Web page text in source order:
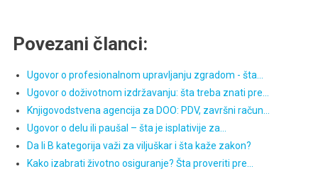
Povezani članci:
Ugovor o profesionalnom upravljanju zgradom - šta…
Ugovor o doživotnom izdržavanju: šta treba znati pre…
Knjigovodstvena agencija za DOO: PDV, završni račun…
Ugovor o delu ili paušal – šta je isplativije za…
Da li B kategorija važi za viljuškar i šta kaže zakon?
Kako izabrati životno osiguranje? Šta proveriti pre…